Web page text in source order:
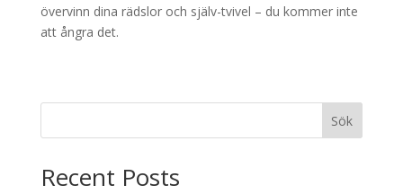
övervinn dina rädslor och själv-tvivel – du kommer inte
att ångra det.
Sök
Recent Posts